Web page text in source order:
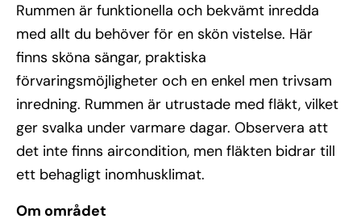
Rummen är funktionella och bekvämt inredda
med allt du behöver för en skön vistelse. Här
finns sköna sängar, praktiska
förvaringsmöjligheter och en enkel men trivsam
inredning. Rummen är utrustade med fläkt, vilket
ger svalka under varmare dagar. Observera att
det inte finns aircondition, men fläkten bidrar till
ett behagligt inomhusklimat.
Om området